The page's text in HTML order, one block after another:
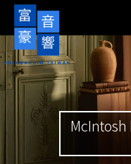
McIntosh